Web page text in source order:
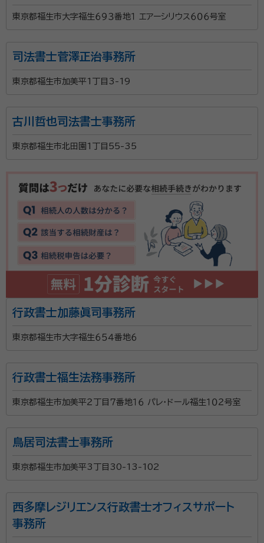
東京都福生市大字福生６９３番地１ エアーシリウス６０６号室
司法書士菅澤正治事務所
東京都福生市加美平1丁目3-19
古川哲也司法書士事務所
東京都福生市北田園1丁目55-35
行政書士加藤眞司事務所
東京都福生市大字福生６５４番地６
行政書士福生法務事務所
東京都福生市加美平２丁目７番地１６ パレ・ドール福生１０２号室
鳥居司法書士事務所
東京都福生市加美平3丁目30-13-102
西多摩レジリエンス行政書士オフィスサポート
事務所